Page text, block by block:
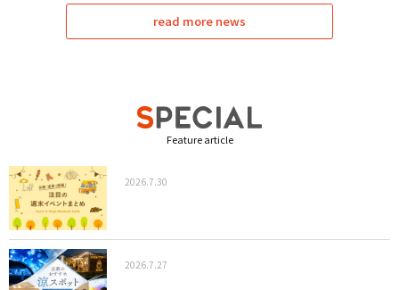
read more news
Feature article
2026.7.30
2026.7.27